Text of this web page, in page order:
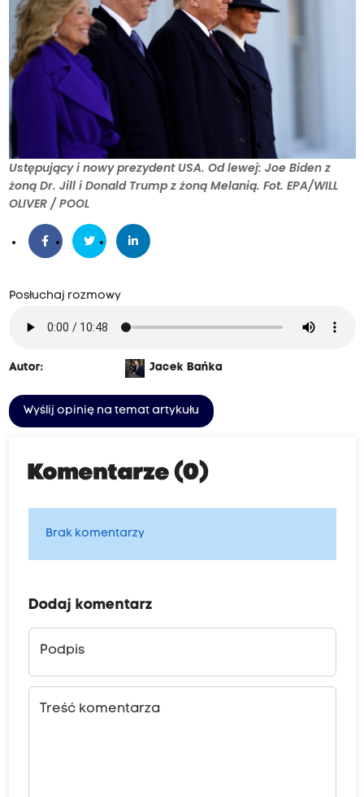
Ustępujący i nowy prezydent USA. Od lewej: Joe Biden z
żoną Dr. Jill i Donald Trump z żoną Melanią. Fot. EPA/WILL
OLIVER / POOL
Posłuchaj rozmowy
Autor: Jacek Bańka
Wyślij opinię na temat artykułu
Komentarze (0)
Brak komentarzy
Dodaj komentarz
Podpis
Treść komentarza